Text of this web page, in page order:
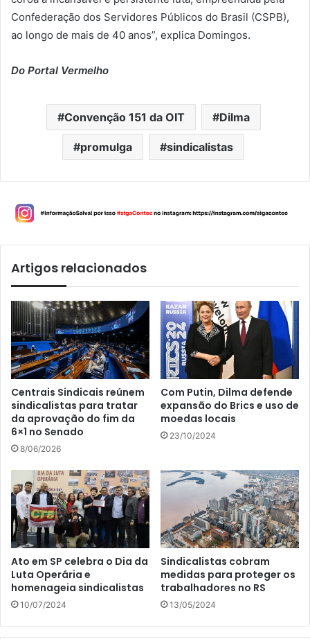
Confederação dos Servidores Públicos do Brasil (CSPB),
ao longo de mais de 40 anos”, explica Domingos.
Do Portal Vermelho
Convenção 151 da OIT Dilma
promulga sindicalistas
Artigos relacionados
Centrais Sindicais reúnem
sindicalistas para tratar
da aprovação do fim da
6×1 no Senado
8/06/2026
Com Putin, Dilma defende
expansão do Brics e uso de
moedas locais
23/10/2024
Ato em SP celebra o Dia da
Luta Operária e
homenageia sindicalistas
10/07/2024
Sindicalistas cobram
medidas para proteger os
trabalhadores no RS
13/05/2024